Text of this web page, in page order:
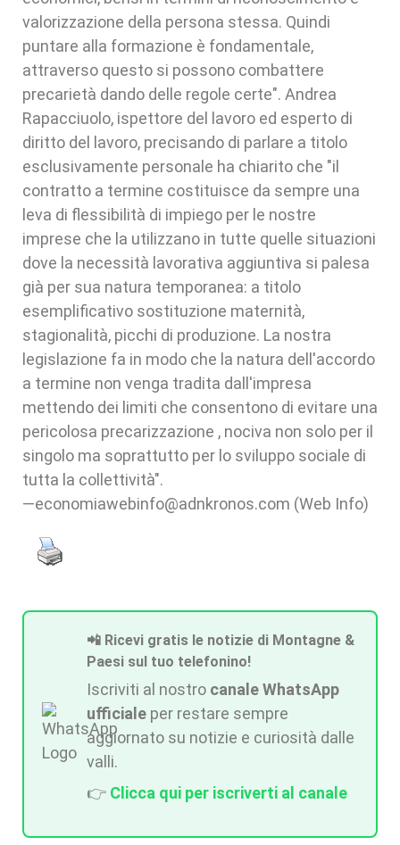
valorizzazione della persona stessa. Quindi
puntare alla formazione è fondamentale,
attraverso questo si possono combattere
precarietà dando delle regole certe". Andrea
Rapacciuolo, ispettore del lavoro ed esperto di
diritto del lavoro, precisando di parlare a titolo
esclusivamente personale ha chiarito che "il
contratto a termine costituisce da sempre una
leva di flessibilità di impiego per le nostre
imprese che la utilizzano in tutte quelle situazioni
dove la necessità lavorativa aggiuntiva si palesa
già per sua natura temporanea: a titolo
esemplificativo sostituzione maternità,
stagionalità, picchi di produzione. La nostra
legislazione fa in modo che la natura dell'accordo
a termine non venga tradita dall'impresa
mettendo dei limiti che consentono di evitare una
pericolosa precarizzazione , nociva non solo per il
singolo ma soprattutto per lo sviluppo sociale di
tutta la collettività".
—economiawebinfo@adnkronos.com (Web Info)
📲 Ricevi gratis le notizie di Montagne &
Paesi sul tuo telefonino!
Iscriviti al nostro canale WhatsApp
ufficiale per restare sempre
aggiornato su notizie e curiosità dalle
valli.
👉 Clicca qui per iscriverti al canale